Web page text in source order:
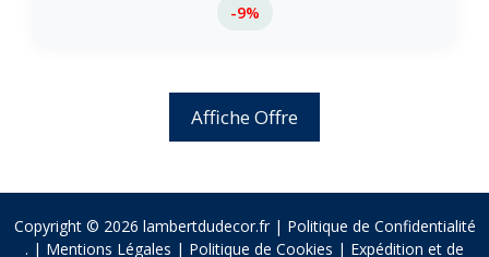
-9%
Affiche Offre
Copyright © 2026 lambertdudecor.fr | Politique de Confidentialité
. | Mentions Légales | Politique de Cookies | Expédition et de